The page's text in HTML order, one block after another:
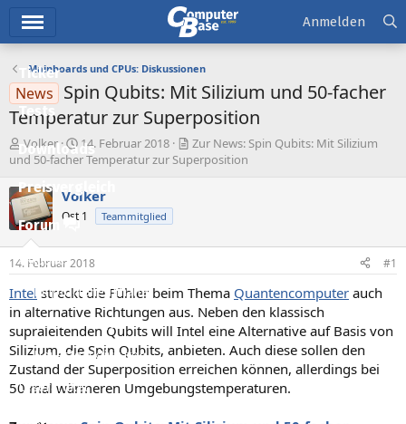
Ticker
Tests
Downloads
Preisvergleich
Forum
Aktuelles
Empfohlene Inhalte
Neue Beiträge
Neueste Aktivitäten
Leserartikel
Regeln
Anmelden
Mainboards und CPUs: Diskussionen
News Spin Qubits: Mit Silizium und 50‑facher
Temperatur zur Superposition
E
r
t
e
l
e
r
Volker
E
r
t
t
a
m
14. Februar 2018
Zur News: Spin Qubits: Mit Silizium
und 50‑facher Temperatur zur Superposition
Volker
Ost 1 Teammitglied
14. Februar 2018 #1
Intel streckt die Fühler beim Thema Quantencomputer auch
in alternative Richtungen aus. Neben den klassisch
supraleitenden Qubits will Intel eine Alternative auf Basis von
Silizium, die Spin Qubits, anbieten. Auch diese sollen den
Zustand der Superposition erreichen können, allerdings bei
50 mal wärmeren Umgebungstemperaturen.